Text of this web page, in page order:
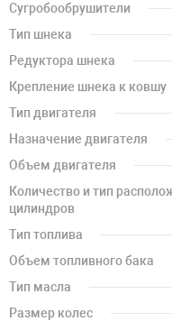
Сугробообрушители
Тип шнека
Редуктора шнека
Крепление шнека к ковшу
Тип двигателя
Назначение двигателя
Объем двигателя
Количество и тип
цилиндров
Тип топлива
Объем топливного бака
Тип масла
Размер колес